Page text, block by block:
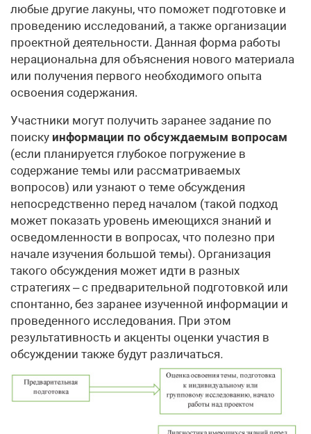
любые другие лакуны, что поможет подготовке и
проведению исследований, а также организации
проектной деятельности. Данная форма работы
нерациональна для объяснения нового материала
или получения первого необходимого опыта
освоения содержания.
Участники могут получить заранее задание по
поиску информации по обсуждаемым вопросам
(если планируется глубокое погружение в
содержание темы или рассматриваемых
вопросов) или узнают о теме обсуждения
непосредственно перед началом (такой подход
может показать уровень имеющихся знаний и
осведомленности в вопросах, что полезно при
начале изучения большой темы). Организация
такого обсуждения может идти в разных
стратегиях – с предварительной подготовкой или
спонтанно, без заранее изученной информации и
проведенного исследования. При этом
результативность и акценты оценки участия в
обсуждении также будут различаться.